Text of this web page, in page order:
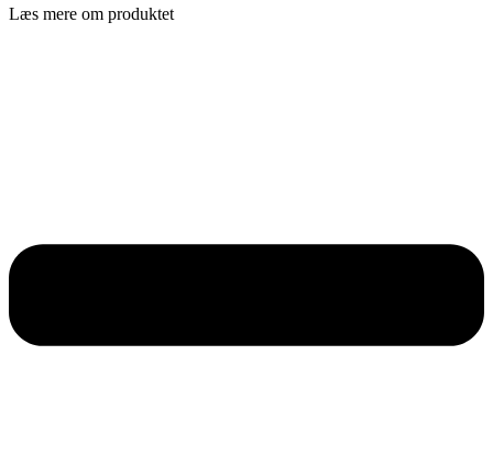
Læs mere om produktet